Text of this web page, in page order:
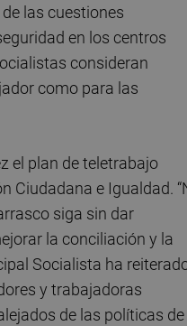
las cuestiones
en los centros
consideran
como para las
el plan de teletrabajo
Ciudadana e Igualdad.
siga sin dar
la conciliación y la
Socialista ha
y trabajadoras
de las políticas de